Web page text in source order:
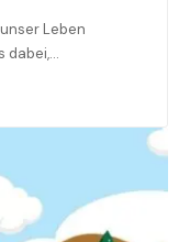
Leben
dabei,…